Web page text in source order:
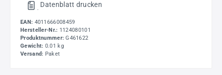
. Datenblatt drucken
EAN: 4011666008459
Hersteller-Nr.: 1124080101
Produktnummer: G461622
Gewicht: 0.01 kg
Versand: Paket